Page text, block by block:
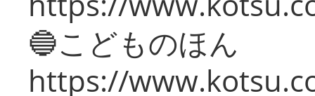
🔵こどものほん
https://